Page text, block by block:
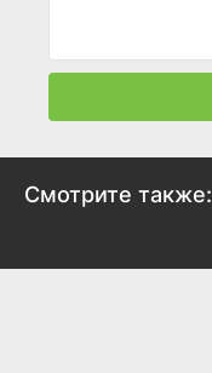
Смотрите также: